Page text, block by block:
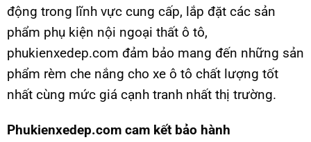
động trong lĩnh vực cung cấp, lắp đặt các sản
phẩm phụ kiện nội ngoại thất ô tô,
phukienxedep.com đảm bảo mang đến những sản
phẩm rèm che nắng cho xe ô tô chất lượng tốt
nhất cùng mức giá cạnh tranh nhất thị trường.
Phukienxedep.com cam kết bảo hành